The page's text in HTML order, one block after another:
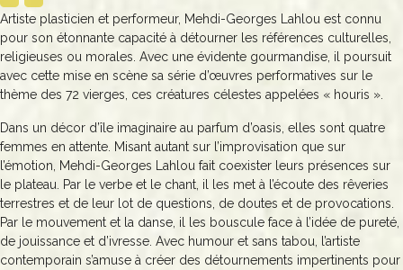
Artiste plasticien et performeur, Mehdi-Georges Lahlou est connu
pour son étonnante capacité à détourner les références culturelles,
religieuses ou morales. Avec une évidente gourmandise, il poursuit
avec cette mise en scène sa série d’œuvres performatives sur le
thème des 72 vierges, ces créatures célestes appelées « houris ».
Dans un décor d’île imaginaire au parfum d’oasis, elles sont quatre
femmes en attente. Misant autant sur l’improvisation que sur
l’émotion, Mehdi-Georges Lahlou fait coexister leurs présences sur
le plateau. Par le verbe et le chant, il les met à l’écoute des rêveries
terrestres et de leur lot de questions, de doutes et de provocations.
Par le mouvement et la danse, il les bouscule face à l’idée de pureté,
de jouissance et d’ivresse. Avec humour et sans tabou, l’artiste
contemporain s’amuse à créer des détournements impertinents pour